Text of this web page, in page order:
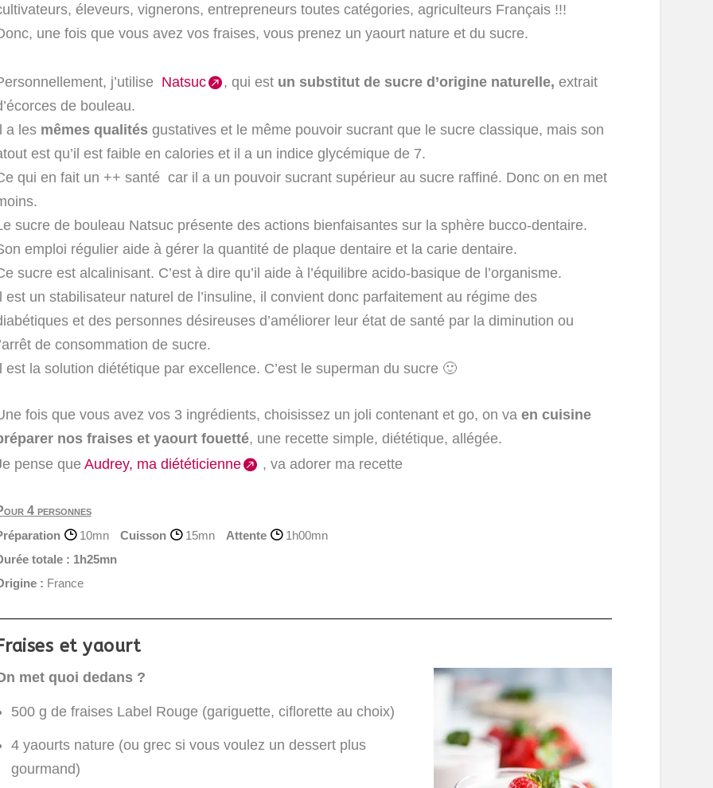
éleveurs, vignerons, entrepreneurs toutes catégories, agriculteurs Français !!!
une fois que vous avez vos fraises, vous prenez un yaourt nature et du sucre.
j’utilise Natsuc , qui est un substitut de sucre d’origine naturelle, extrait
de bouleau.
a les mêmes qualitésgustatives et le même pouvoir sucrant que le sucre classique, mais son
est qu’il est faible en calories et il a un indice glycémique de 7.
qui en fait un ++ santé car il a un pouvoir sucrant supérieur au sucre raffiné. Donc on en met
sucre de bouleau Natsuc présente des actions bienfaisantes sur la sphère bucco-dentaire.
emploi régulier aide à gérer la quantité de plaque dentaire et la carie dentaire.
sucre est alcalinisant. C’est à dire qu’il aide à l’équilibre acido-basique de l’organisme.
est un stabilisateur naturel de l’insuline, il convient donc parfaitement au régime des
et des personnes désireuses d’améliorer leur état de santé par la diminution ou
de consommation de sucre.
est la solution diététique par excellence. C’est le superman du sucre 🙂
fois que vous avez vos 3 ingrédients, choisissez un joli contenant et go, on va en cuisine
nos fraises et yaourt fouetté, une recette simple, diététique, allégée.
pense que Audrey, ma diététicienne , va adorer ma recette
4 personnes
10mn Cuisson 15mn Attente
1h00mn
totale : 1h25mn
: France
et yaourt
met quoi dedans ?
500 g de fraises Label Rouge (gariguette, ciflorette au choix)
4 yaourts nature (ou grec si vous voulez un dessert plus
gourmand)